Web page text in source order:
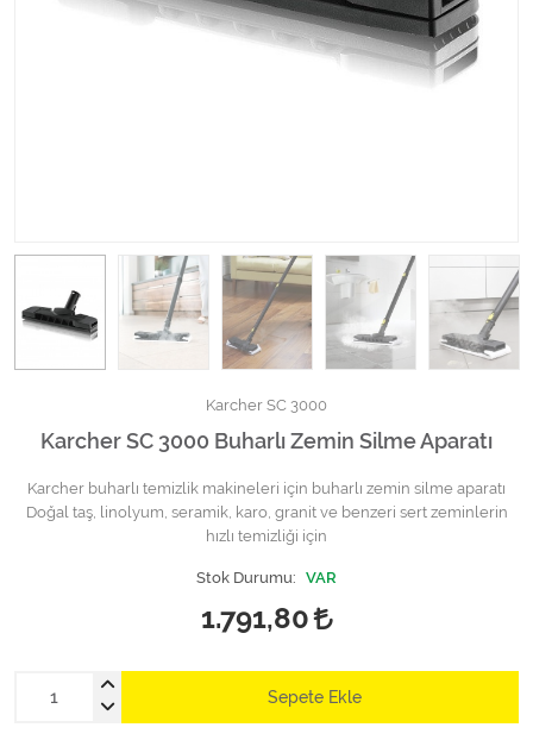
Karcher SC 3000
Karcher SC 3000 Buharlı Zemin Silme Aparatı
Karcher buharlı temizlik makineleri için buharlı zemin silme aparatı
Doğal taş, linolyum, seramik, karo, granit ve benzeri sert zeminlerin
hızlı temizliği için
Stok Durumu: VAR
1.791,80
Sepete Ekle